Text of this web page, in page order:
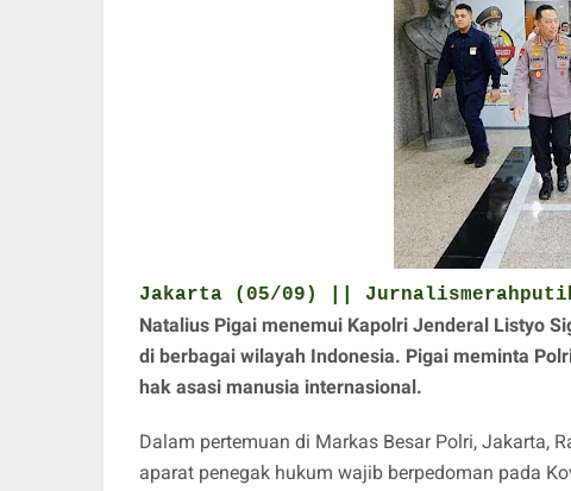
Jakarta (05/09) ||
Natalius Pigai menemui Kapolri Jenderal Listyo
di berbagai wilayah Indonesia. Pigai meminta
hak asasi manusia internasional.
Dalam pertemuan di Markas Besar Polri, Jakarta,
aparat penegak hukum wajib berpedoman pada